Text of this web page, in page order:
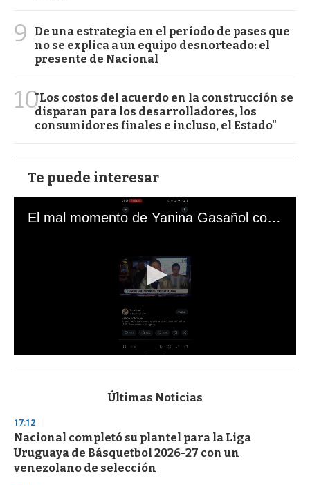
9
De una estrategia en el período de pases que
no se explica a un equipo desnorteado: el
presente de Nacional
10"Los costos del acuerdo en la construcción se
disparan para los desarrolladores, los
consumidores finales e incluso, el Estado"
Te puede interesar
El mal momento de Yanina Gasañol con un hincha argentino en "Subrayado"
s
d
s
o
f
3
Últimas Noticias
17:12
Nacional completó su plantel para la Liga
Uruguaya de Básquetbol 2026-27 con un
venezolano de selección